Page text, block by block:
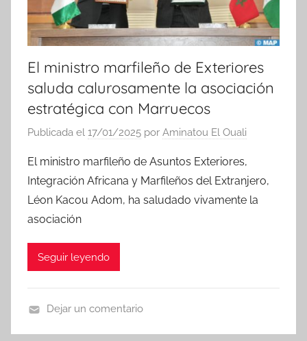
El ministro marfileño de Exteriores
saluda calurosamente la asociación
estratégica con Marruecos
Publicada el 17/01/2025 por Aminatou El Ouali
El ministro marfileño de Asuntos Exteriores,
Integración Africana y Marfileños del Extranjero,
Léon Kacou Adom, ha saludado vivamente la
asociación
Seguir leyendo
Dejar un comentario